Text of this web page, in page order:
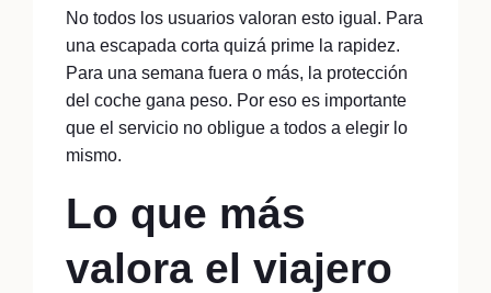
No todos los usuarios valoran esto igual. Para
una escapada corta quizá prime la rapidez.
Para una semana fuera o más, la protección
del coche gana peso. Por eso es importante
que el servicio no obligue a todos a elegir lo
mismo.
Lo que más
valora el viajero